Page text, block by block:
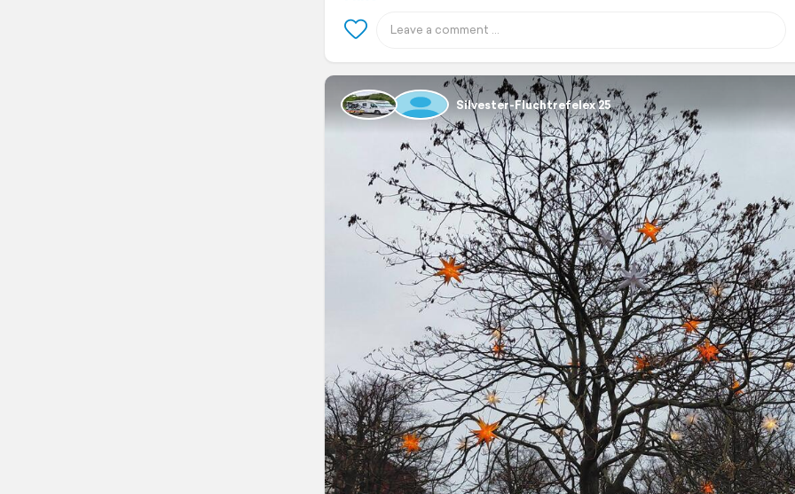
Silvester-Fluchtrefelex 25